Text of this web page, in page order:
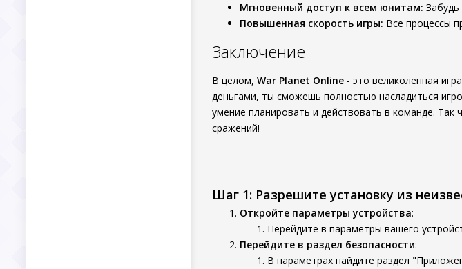
Мгновенный доступ к всем юнитам:
Повышенная скорость игры: Все процессы
Заключение
В целом, War Planet Online - это великолепная
деньгами, ты сможешь полностью насладиться
умение планировать и действовать в команде.
сражений!
Шаг 1: Разрешите установку из
Откройте параметры устройства:
Перейдите в параметры вашего
Перейдите в раздел безопасности:
В параметрах найдите раздел